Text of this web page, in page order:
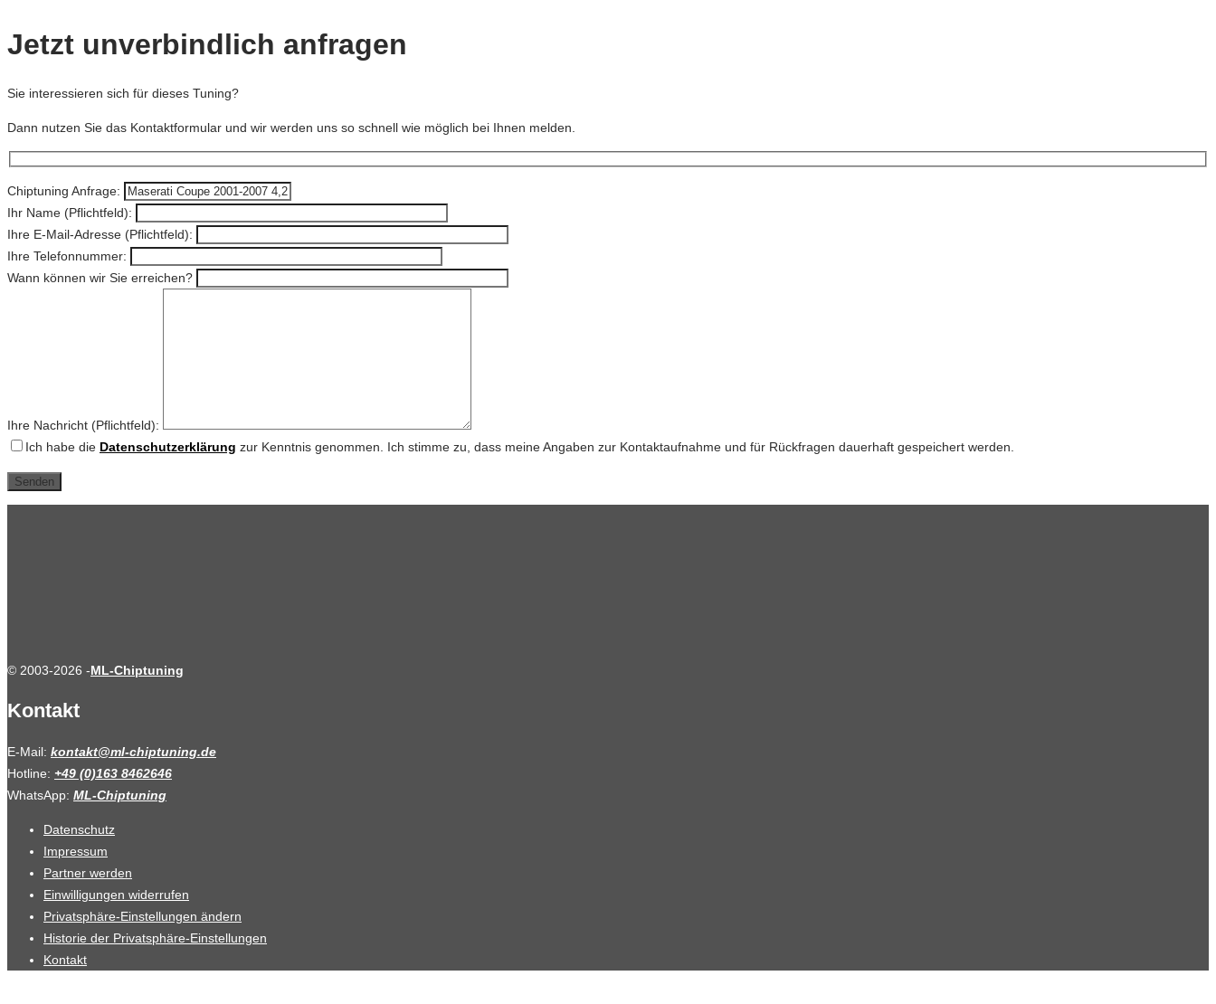
Jetzt unverbindlich anfragen
Sie interessieren sich für dieses Tuning?
Dann nutzen Sie das Kontaktformular und wir werden uns so schnell wie möglich bei Ihnen melden.
Chiptuning Anfrage:
Ihr Name (Pflichtfeld):
Ihre E-Mail-Adresse (Pflichtfeld):
Ihre Telefonnummer:
Wann können wir Sie erreichen?
Ihre Nachricht (Pflichtfeld):
Ich habe die Datenschutzerklärung zur Kenntnis genommen. Ich stimme zu, dass meine Angaben zur Kontaktaufnahme und für Rückfragen dauerhaft gespeichert werden.
© 2003-2026 -ML-Chiptuning
Kontakt
E-Mail: kontakt@ml-chiptuning.de
Hotline: +49 (0)163 8462646
WhatsApp: ML-Chiptuning
Datenschutz
Impressum
Partner werden
Einwilligungen widerrufen
Privatsphäre-Einstellungen ändern
Historie der Privatsphäre-Einstellungen
Kontakt